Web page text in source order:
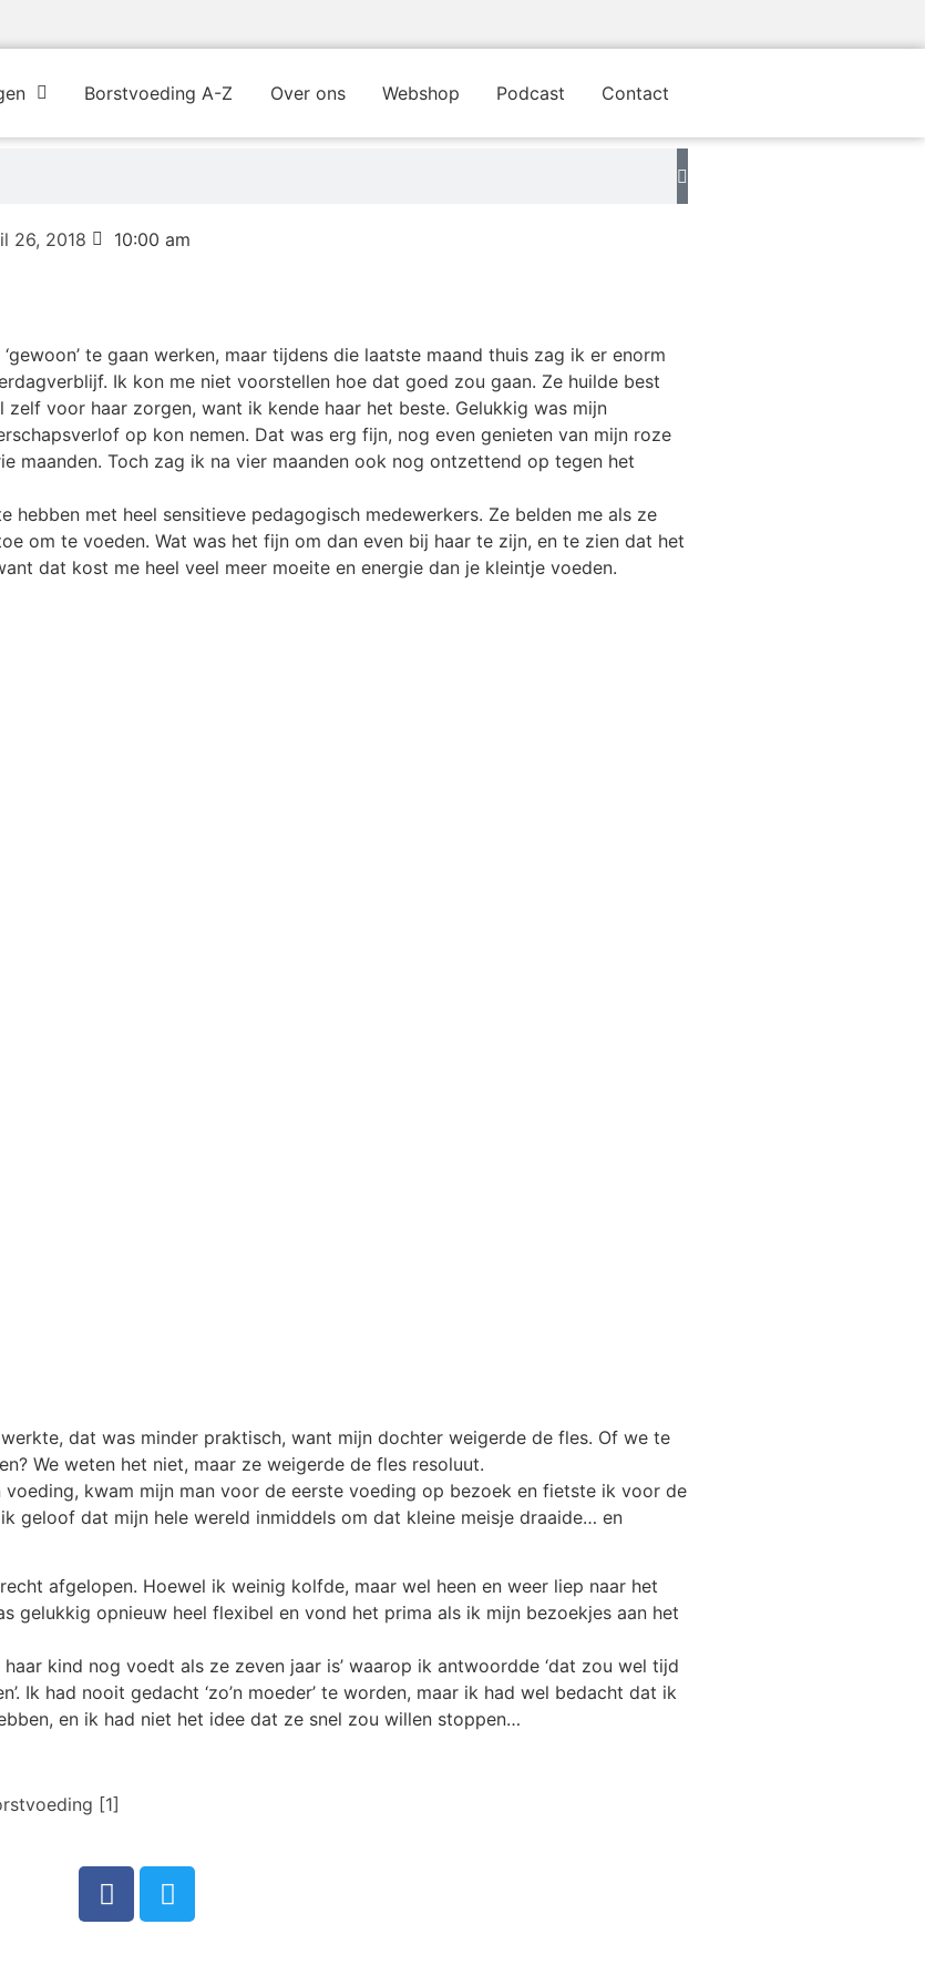
Borstvoeding A-Z Over ons Webshop Podcast Contact
26, 2018
10:00 am
te gaan werken, maar tijdens die laatste maand thuis zag ik er enorm
Ik kon me niet voorstellen hoe dat goed zou gaan. Ze huilde best
voor haar zorgen, want ik kende haar het beste. Gelukkig was mijn
op kon nemen. Dat was erg fijn, nog even genieten van mijn roze
maanden. Toch zag ik na vier maanden ook nog ontzettend op tegen het
met heel sensitieve pedagogisch medewerkers. Ze belden me als ze
om te voeden. Wat was het fijn om dan even bij haar te zijn, en te zien dat het
dat kost me heel veel meer moeite en energie dan je kleintje voeden.
dat was minder praktisch, want mijn dochter weigerde de fles. Of we te
We weten het niet, maar ze weigerde de fles resoluut.
kwam mijn man voor de eerste voeding op bezoek en fietste ik voor de
geloof dat mijn hele wereld inmiddels om dat kleine meisje draaide… en
afgelopen. Hoewel ik weinig kolfde, maar wel heen en weer liep naar het
gelukkig opnieuw heel flexibel en vond het prima als ik mijn bezoekjes aan het
kind nog voedt als ze zeven jaar is’ waarop ik antwoordde ‘dat zou wel tijd
Ik had nooit gedacht ‘zo’n moeder’ te worden, maar ik had wel bedacht dat ik
en ik had niet het idee dat ze snel zou willen stoppen…
[1]